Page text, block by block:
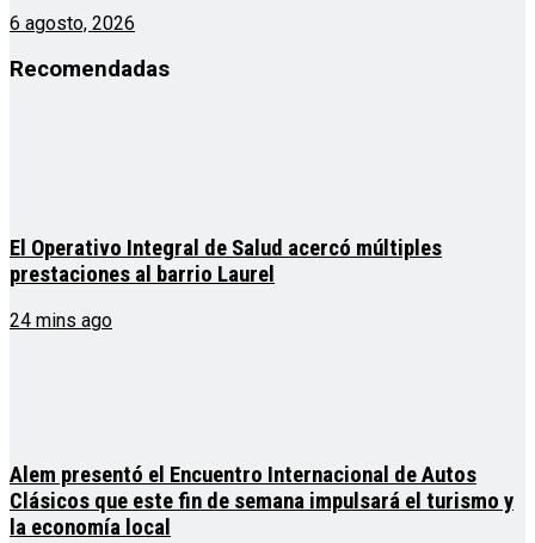
6 agosto, 2026
Recomendadas
El Operativo Integral de Salud acercó múltiples
prestaciones al barrio Laurel
24 mins ago
Alem presentó el Encuentro Internacional de Autos
Clásicos que este fin de semana impulsará el turismo y
la economía local